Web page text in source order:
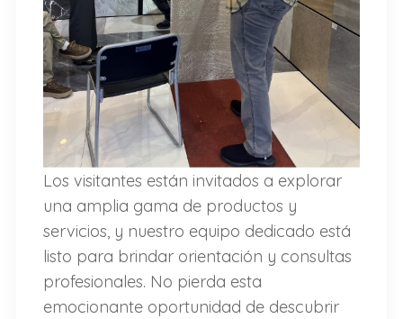
Los visitantes están invitados a explorar
una amplia gama de productos y
servicios, y nuestro equipo dedicado está
listo para brindar orientación y consultas
profesionales. No pierda esta
emocionante oportunidad de descubrir